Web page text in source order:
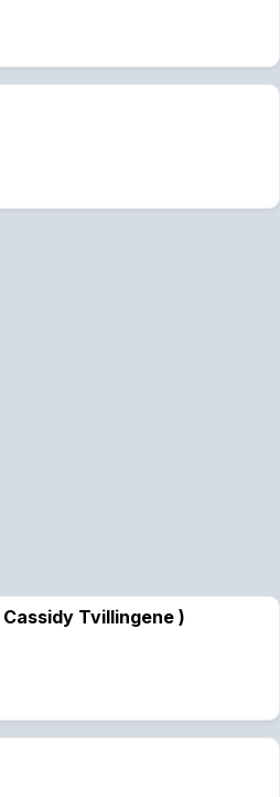
Tvillingene )